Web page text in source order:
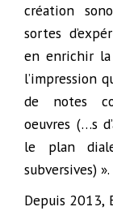
création
sortes
en enrichir la
l’impression
de notes
oeuvres (…s
le plan
subversives) ».
Depuis 2013,